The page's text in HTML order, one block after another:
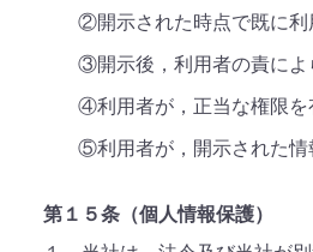
②開示された時点で既に利
③開示後，利用者の責によ
④利用者が，正当な権限を
⑤利用者が，開示された情
第１５条（個人情報保護）